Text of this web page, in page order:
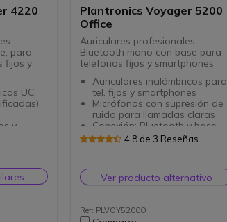
4220
para
fijos y
UC
y
de
óptimo
Plantronics Voyager 5200
Office
Auriculares profesionales
Bluetooth mono con base para
teléfonos fijos y smartphones
Auriculares inalámbricos para
tel. fijos y smartphones
Micrófonos con supresión de
ruido para llamadas claras
Conexión: Bluetooth y base
conectada por cable
entornos de trabajo
Protección SoundGuard™
Alcance de hasta 30 metros
4.8 de 3 Reseñas
Ver producto alternativo
Ref: PLVOY5200O